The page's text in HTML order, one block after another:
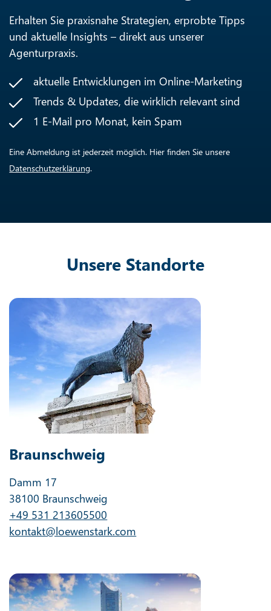
Erhalten Sie praxisnahe Strategien, erprobte Tipps
und aktuelle Insights – direkt aus unserer
Agenturpraxis.
aktuelle Entwicklungen im Online-Marketing
Trends & Updates, die wirklich relevant sind
1 E-Mail pro Monat, kein Spam
Eine Abmeldung ist jederzeit möglich. Hier finden Sie unsere
Datenschutzerklärung.
Unsere Standorte
Braunschweig
Damm 17
38100 Braunschweig
+49 531 213605500
kontakt@loewenstark.com